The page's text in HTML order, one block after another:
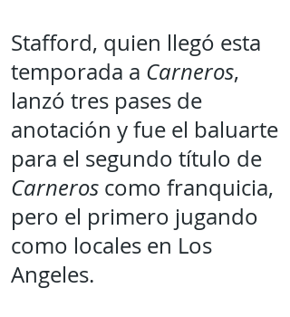
Stafford, quien llegó esta
temporada a Carneros,
lanzó tres pases de
anotación y fue el baluarte
para el segundo título de
Carneros como franquicia,
pero el primero jugando
como locales en Los
Angeles.